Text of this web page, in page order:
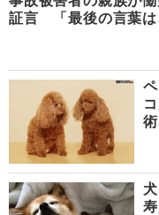
証言 「最後の言葉は